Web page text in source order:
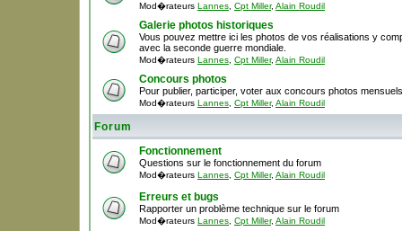
Mod�rateurs Lannes Cpt Miller, Alain Roudil
Galerie photos historiques
Vous pouvez mettre ici les photos de vos réalisations y
avec la seconde guerre mondiale.
Mod�rateurs Lannes Cpt Miller, Alain Roudil
Concours photos
Pour publier, participer, voter aux concours photos mensuels
Mod�rateurs Lannes Cpt Miller, Alain Roudil
Forum
Fonctionnement
Questions sur le fonctionnement du forum
Mod�rateurs Lannes Cpt Miller, Alain Roudil
Erreurs et bugs
Rapporter un problème technique sur le forum
Mod�rateurs Lannes Cpt Miller, Alain Roudil